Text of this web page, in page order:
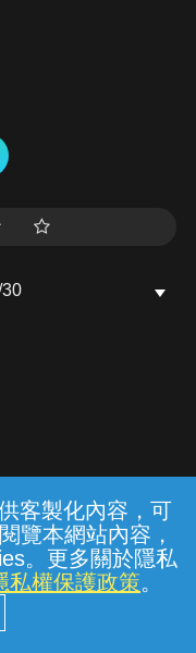
客製化內容，可
覽本網站內容，
。更多關於隱私
私權保護政策。
條款 隱私權保護
家庭分公司
© 2026